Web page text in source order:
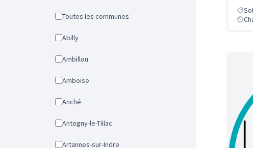
Toutes les communes
Abilly
Ambillou
Amboise
Anché
Antogny-le-Tillac
Artannes-sur-Indre